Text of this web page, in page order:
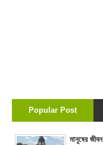
Popular Post
মানুষের জীবন